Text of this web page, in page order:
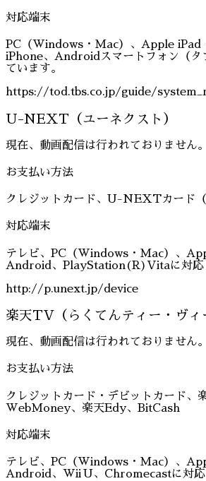
対応端末
PC（Windows・Mac）、Apple iPad
iPhone、Androidスマートフォン（タ
ています。
https://tod.tbs.co.jp/guide/
U-NEXT（ユーネクスト）
現在、動画配信は行われておりません。
お支払い方法
クレジットカード、U-NEXTカード
対応端末
テレビ、PC（Windows・Mac）、
Android、PlayStation(R)Vitaに対応
http://p.unext.jp/device
楽天TV（らくてんティー・ヴィ
現在、動画配信は行われておりません。
お支払い方法
クレジットカード・デビットカード、
WebMoney、楽天Edy、BitCash
対応端末
テレビ、PC（Windows・Mac）、
Android、Wii U、Chromecastに対応